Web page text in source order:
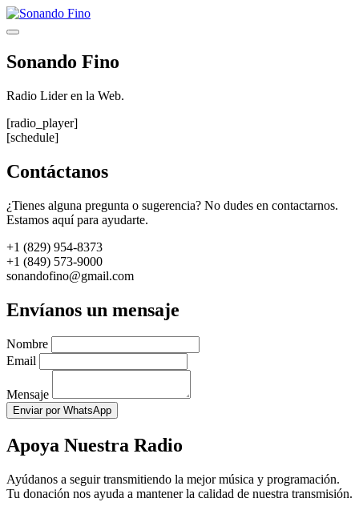
Saltar
al
Menú
Sonando Fino
Radio Lider en la Web.
[radio_player]
[schedule]
Contáctanos
¿Tienes alguna pregunta o sugerencia? No dudes en contactarnos.
Estamos aquí para ayudarte.
+1 (829) 954-8373
+1 (849) 573-9000
sonandofino@gmail.com
Envíanos un mensaje
Nombre
Email
Mensaje
Enviar por WhatsApp
Apoya Nuestra Radio
Ayúdanos a seguir transmitiendo la mejor música y programación.
Tu donación nos ayuda a mantener la calidad de nuestra transmisión.